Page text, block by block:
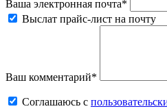
Ваша электронная почта*
Выслат прайс-лист на почту
Ваш комментарий*
Соглашаюсь c